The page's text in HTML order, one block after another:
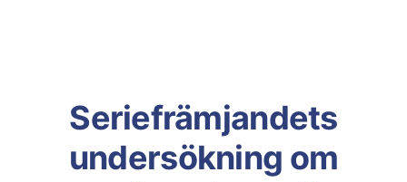
Seriefrämjandets
undersökning om